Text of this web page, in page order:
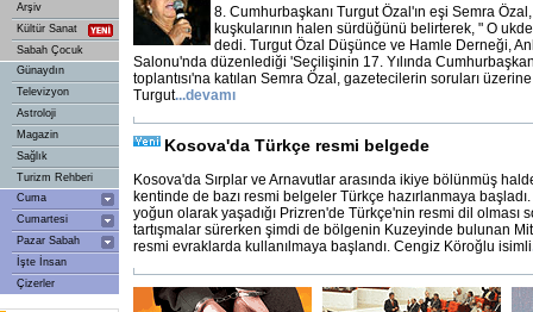
Arşiv
Kültür Sanat
Sabah Çocuk
Günaydın
Televizyon
Astroloji
Magazin
Sağlık
Turizm Rehberi
Cuma
Cumartesi
Pazar Sabah
İşte İnsan
Çizerler
8. Cumhurbaşkanı Turgut Özal'ın eşi Semra
kuşkularının halen sürdüğünü belirterek, " O
dedi. Turgut Özal Düşünce ve Hamle Derneği,
Salonu'nda düzenlediği 'Seçilişinin 17. Yılında
toplantısı'na katılan Semra Özal, gazetecilerin soruları
Turgut...devamı
Kosova'da Türkçe resmi belgede
Kosova'da Sırplar ve Arnavutlar arasında ikiye bölünmüş
kentinde de bazı resmi belgeler Türkçe hazırlanmaya
yoğun olarak yaşadığı Prizren'de Türkçe'nin resmi dil olması
tartışmalar sürerken şimdi de bölgenin Kuzeyinde bulunan
resmi evraklarda kullanılmaya başlandı. Cengiz Köroğlu isimli